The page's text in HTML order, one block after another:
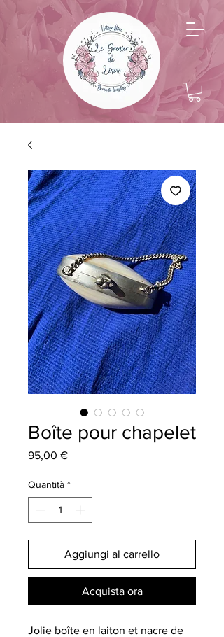
Boîte pour chapelet
95,00 €Prezzo
Quantità *
Aggiungi al carrello
Acquista ora
Jolie boîte en laiton et nacre de